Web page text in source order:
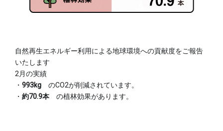
自然再生エネルギー利用による地球環境への貢献度をご報告
いたします
2月の実績
・ 993kg のCO2が削減されています。
・ 約70.9本 の植林効果があります。